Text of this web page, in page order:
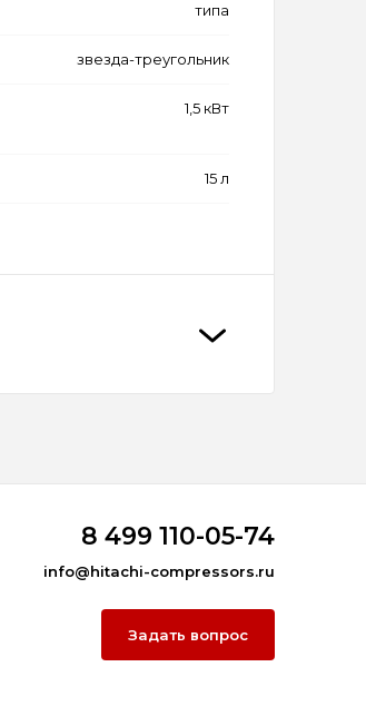
типа
звезда-треугольник
1,5 кВт
15 л
8 499 110-05-74
info@hitachi-compressors.ru
Задать вопрос